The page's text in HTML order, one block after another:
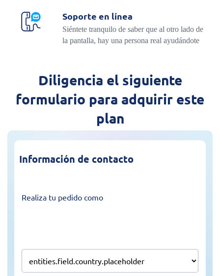
Soporte en línea
Siéntete tranquilo de saber que al otro lado de
la pantalla, hay una persona real ayudándote
Diligencia el siguiente
formulario para adquirir este
plan
Información de contacto
Realiza tu pedido como